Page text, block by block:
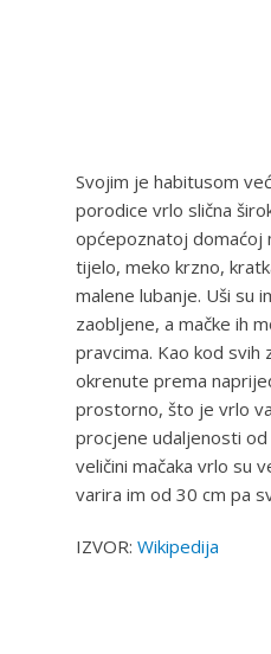
Svojim je habitusom
porodice vrlo slična
općepoznatoj domaćoj
tijelo, meko krzno,
malene lubanje. Uši su
zaobljene, a mačke ih
pravcima. Kao kod svih
okrenute prema
prostorno, što je vrlo
procjene udaljenosti od
veličini mačaka vrlo su
varira im od 30 cm pa
IZVOR: Wikipedija